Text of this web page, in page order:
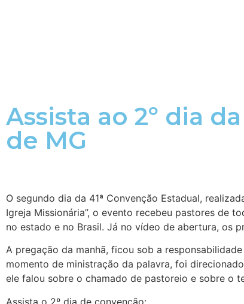
Assista ao 2º dia
de MG
O segundo dia da 41ª Convenção Estadual,
Igreja Missionária”, o evento recebeu pastores de
no estado e no Brasil. Já no vídeo de abertura, os
A pregação da manhã, ficou sob a
momento de ministração da palavra, foi
ele falou sobre o chamado de pastoreio e sobre o
Assista o 2º dia de convenção: